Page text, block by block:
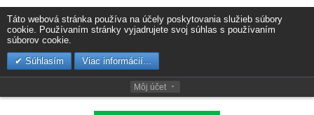
Táto webová stránka používa na účely poskytovania služieb súbory
cookie. Používaním stránky vyjadrujete svoj súhlas s používaním
súborov cookie.
Súhlasím
Viac informácií...
Môj účet